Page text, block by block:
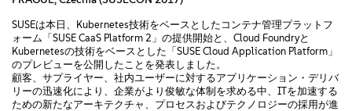
SUSEは本日、Kubernetes技術をベースとしたコンテナ管理プラットフ
ォーム「SUSE CaaS Platform 2」の提供開始と、Cloud Foundryと
Kubernetesの技術をベースとした「SUSE Cloud Application Platform」
のプレビューを公開したことを発表しました。
顧客、サプライヤー、社内ユーザーに対するアプリケーション・デリバ
リーの迅速化により、企業がより俊敏な体制を求める中、ITを加速する
ための新たなアーキテクチャ、プロセスおよびテクノロジーの採用が進